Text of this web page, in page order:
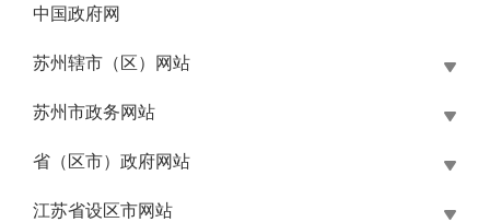
中国政府网
苏州辖市（区）网站
苏州市政务网站
省（区市）政府网站
江苏省设区市网站